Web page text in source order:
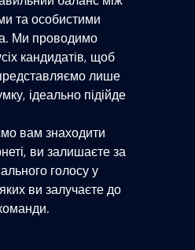
та особистими
Ми проводимо
кандидатів, щоб
лише
ідеально підійде
вам знаходити
ви залишаєте за
голосу у
ви залучаєте до